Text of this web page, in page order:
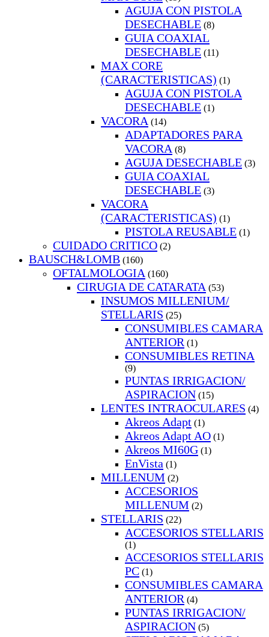
AGUJA CON PISTOLA
DESECHABLE (8)
GUIA COAXIAL
DESECHABLE (11)
MAX CORE
(CARACTERISTICAS) (1)
AGUJA CON PISTOLA
DESECHABLE (1)
VACORA (14)
ADAPTADORES PARA
VACORA (8)
AGUJA DESECHABLE (3)
GUIA COAXIAL
DESECHABLE (3)
VACORA
(CARACTERISTICAS) (1)
PISTOLA REUSABLE (1)
CUIDADO CRITICO (2)
BAUSCH&LOMB (160)
OFTALMOLOGIA (160)
CIRUGIA DE CATARATA (53)
INSUMOS MILLENIUM/
STELLARIS (25)
CONSUMIBLES CAMARA
ANTERIOR (1)
CONSUMIBLES RETINA
(9)
PUNTAS IRRIGACION/
ASPIRACION (15)
LENTES INTRAOCULARES (4)
Akreos Adapt (1)
Akreos Adapt AO (1)
Akreos MI60G (1)
EnVista (1)
MILLENUM (2)
ACCESORIOS
MILLENUM (2)
STELLARIS (22)
ACCESORIOS STELLARIS
(1)
ACCESORIOS STELLARIS
PC (1)
CONSUMIBLES CAMARA
ANTERIOR (4)
PUNTAS IRRIGACION/
ASPIRACION (5)